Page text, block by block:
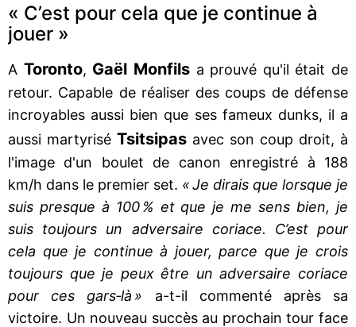
« C’est pour cela que je continue à
jouer »
A Toronto, Gaël Monfilsa prouvé qu'il était de
retour. Capable de réaliser des coups de défense
incroyables aussi bien que ses fameux dunks, il a
aussi martyrisé Tsitsipas avec son coup droit, à
l'image d'un boulet de canon enregistré à 188
km/h dans le premier set. « Je dirais que lorsque je
suis presque à 100 % et que je me sens bien, je
suis toujours un adversaire coriace. C’est pour
cela que je continue à jouer, parce que je crois
toujours que je peux être un adversaire coriace
pour ces gars‐là » a-t-il commenté après sa
victoire. Un nouveau succès au prochain tour face